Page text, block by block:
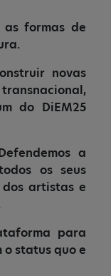
as formas de
novas
do DiEM25
a
os seus
dos artistas e
para
status quo e